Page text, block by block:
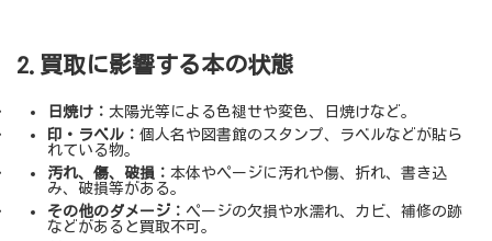
2.買取に影響する本の状態
日焼け： 太陽光等による色褪せや変色、日焼けなど。
印・ラベル： 個人名や図書館のスタンプ、ラベルなどが貼ら
れている物。
汚れ、傷、破損： 本体やページに汚れや傷、折れ、書き込
み、破損等がある。
その他のダメージ： ページの欠損や水濡れ、カビ、補修の跡
などがあると買取不可。